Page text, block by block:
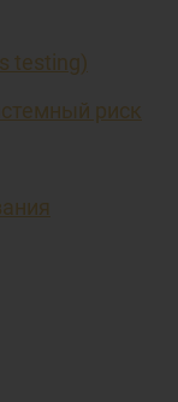
testing)
риск